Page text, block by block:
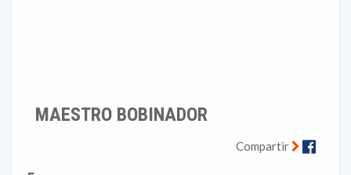
MAESTRO BOBINADOR
Compartir